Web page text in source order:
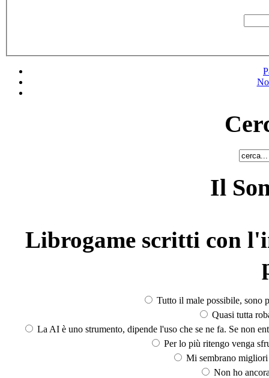
Il
Librogame scritti con
Tutto il male possibile, sono
Quasi tutta
La AI è uno strumento, dipende l'uso che se ne fa. Se non
Per lo più ritengo venga
Mi sembrano
Non ho